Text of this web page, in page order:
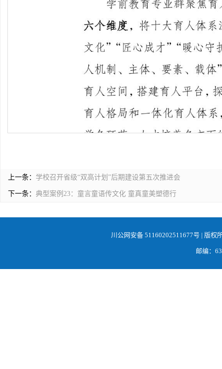
上一条： 学校召开省级“双高计划”后期建设第五次推进会
下一条： 典型案例23：童言童语传文化 童真童美塑德行
川公网安备 51160202511677号 | 版权
邮编：